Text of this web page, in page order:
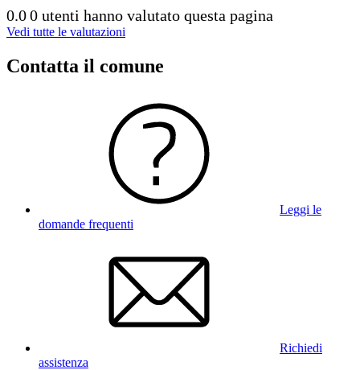
0.00 utenti hanno valutato questa pagina
Vedi tutte le valutazioni
Contatta il comune
Leggi le
domande frequenti
Richiedi
assistenza